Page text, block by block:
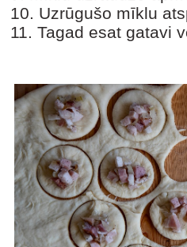
10. Uzrūgušo mīklu
11. Tagad esat gatavi